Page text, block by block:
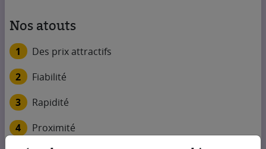
Nos atouts
1
Des prix attractifs
2
Fiabilité
3
Rapidité
4
Proximité